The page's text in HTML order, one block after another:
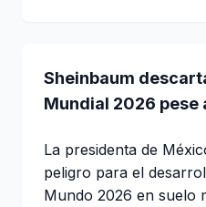
Sheinbaum
Mundial 2026 pese
La presidenta de
peligro para el
Mundo 2026 en suelo